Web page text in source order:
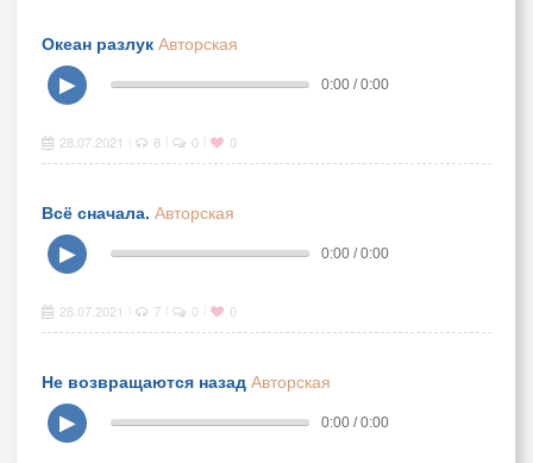
Океан разлук Авторская
▶
0:00 / 0:00
28.07.2021 8 0 0
Всё сначала. Авторская
▶
0:00 / 0:00
28.07.2021 7 0 0
Не возвращаются назад Авторская
▶
0:00 / 0:00